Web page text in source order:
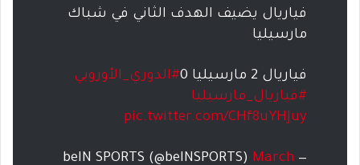
فياريال يضيف الهدف الثاني في شباك
مارسيليا
فياريال 2 مارسيليا 0
#الدوري_الأوروبي
#فياريال_مارسيليا
pic.twitter.com/CHf8uYHJuy
— beIN SPORTS (@beINSPORTS)
March